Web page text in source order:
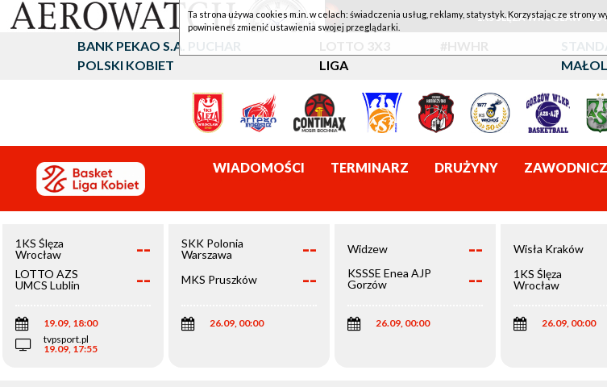
1KS ŚLĘZA WROCŁAW -
BANK PEKAO S.A. PUCHAR
POLSKI KOBIET
LOTTO 3X3
LIGA
#HWHR
WIADOMOŚCI TERMINARZ DRUŻYNY
1KS Ślęza
Wrocław
--
LOTTO AZS
UMCS Lublin
--
19.09, 18:00
tvpsport.pl
19.09, 17:55
SKK Polonia
Warszawa
--
MKS Pruszków --
26.09, 00:00
Widzew --
KSSSE Enea AJP
Gorzów
--
26.09, 00:00
Wisła Kraków
1KS Ślęza
Wrocław
26.09, 00:00
Ta strona używa cookies m.in. w celach: świadczenia usług, reklamy, statystyk. Korzystając ze strony
powinieneś zmienić ustawienia swojej przeglądarki.